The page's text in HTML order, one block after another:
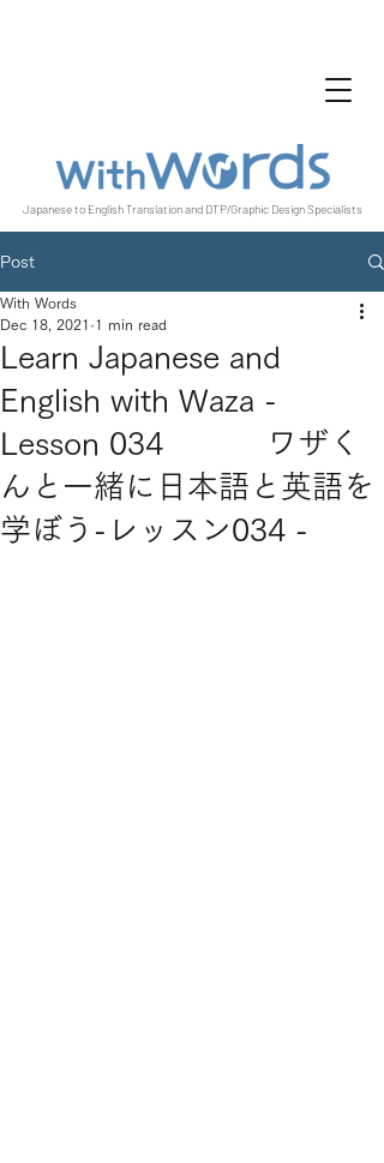
Japanese to English Translation and DTP/Graphic Design Specialists
Post
Learn Japanese and
English with Waza -
Lesson 034 ワザく
んと一緒に日本語と英語を
学ぼう-レッスン034 -
With Words
Dec 18, 2021 1 min read